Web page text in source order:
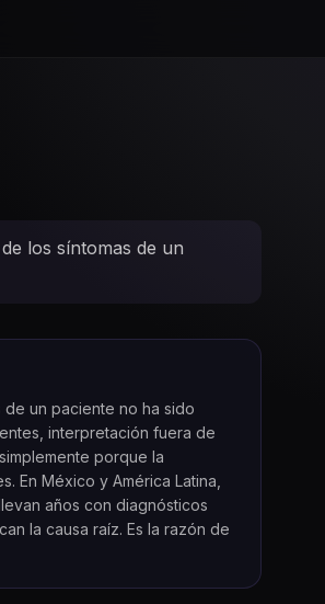
los síntomas de un
de un paciente no ha sido
interpretación fuera de
porque la
En México y América Latina,
años con diagnósticos
la causa raíz. Es la razón de